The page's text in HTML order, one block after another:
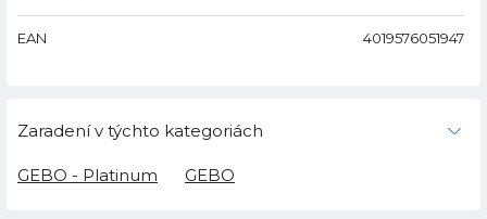
EAN 4019576051947
Zaradení v týchto kategoriách
GEBO - Platinum GEBO